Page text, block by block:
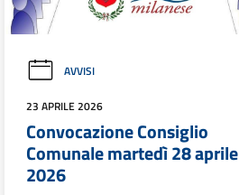
AVVISI
23 APRILE 2026
Convocazione Consiglio
Comunale martedì 28 aprile
2026